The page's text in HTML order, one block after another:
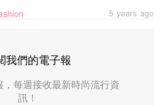
5 years ago
我們的電子報
，每週接收最新時尚流行資
訊！